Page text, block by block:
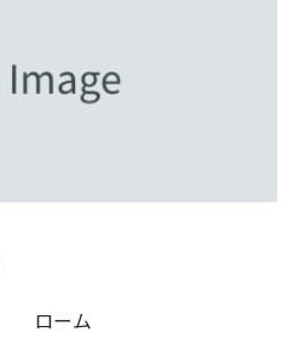
ローム